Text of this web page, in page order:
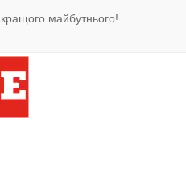
майбутнього!